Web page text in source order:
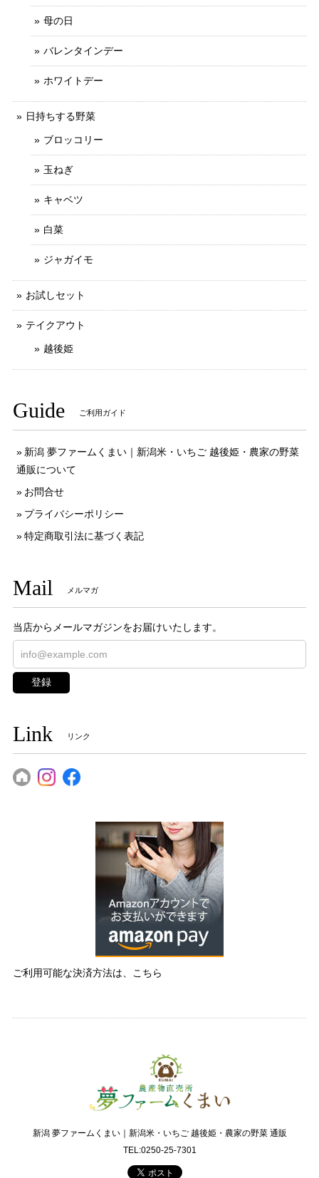
母の日
バレンタインデー
ホワイトデー
日持ちする野菜
ブロッコリー
玉ねぎ
キャベツ
白菜
ジャガイモ
お試しセット
テイクアウト
越後姫
Guide ご利用ガイド
新潟 夢ファームくまい｜新潟米・いちご 越後姫・農家の野菜
通販について
お問合せ
プライバシーポリシー
特定商取引法に基づく表記
Mail メルマガ
当店からメールマガジンをお届けいたします。
登録
Link リンク
ご利用可能な決済方法は、こちら
新潟 夢ファームくまい｜新潟米・いちご 越後姫・農家の野菜 通販
TEL:0250-25-7301